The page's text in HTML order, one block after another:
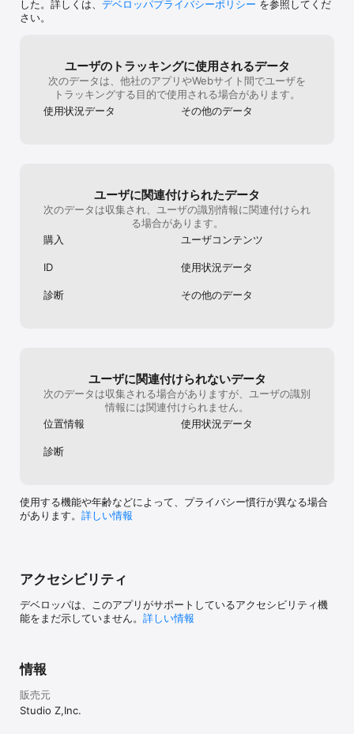
クエストに存在する障害物によってピースの置ける位置も異なるた
め、適したスキルを持つモンスターを選ぶ事が攻略の鍵となりま
タイム対戦や、一緒にいる友達や近くの位置にいる第三者と4人まで
同時に遊べる協力プレイが可能です。
ゲームとしてだけでなくコミュニケーションツールとして楽しんで
いただけます。
あるパズルRPGがやりたい
・小、中学生の頃からパズルゲームが好きなので、人気で無料のア
クションパズルゲームを探している
・パズル系ゲームの中で、マルチプレイができるゲームのアプリを
探している
ームのアプリが欲しい
■友達と対戦できるゲームが欲しい！
・4人で遊べる、フレンド対戦が可能な共闘ゲームがやりたい
・マルチプレイを4人でできる共闘ゲームで、オンライン対戦ゲーム
をやりたい
・消しゲームの協力プレイゲームで、友達と一緒にコンボを連発し
スカッとしたい
・友達とできるゲームでフレンド対戦がしたい
・みんなで遊べるゲームの仲間を集めて戦うゲームで協力プレイを
楽しみたい
・オンライン対戦ゲームで友達とマルチプレイで戦いや戦闘をする
ム)を探している
・移動時間が多いので、やり込み系で飽きないゲームが欲しい
・暇つぶしにリアルタイム対戦ゲームをサクッと楽しみたい
・とにかく簡単にできて神ゲームと言われているような飽きないゲ
ームをやりたい
は2ということ
した。詳しくは、 デベロッパプライバシーポリシー を参照してくだ
さい。
ユーザのトラッキングに使用されるデータ
次のデータは、他社のアプリやWebサイト間でユーザを
トラッキングする目的で使用される場合があります。
使用状況データ
その他のデータ
ユーザに関連付けられたデータ
次のデータは収集され、ユーザの識別情報に関連付けられ
る場合があります。
購入
ユーザコンテンツ
ID 使用状況データ
診断 その他のデータ
ユーザに関連付けられないデータ
次のデータは収集される場合がありますが、ユーザの識別
情報には関連付けられません。
位置情報
使用状況データ
診断
使用する機能や年齢などによって、プライバシー慣行が異なる場合
があります。 詳しい情報
アクセシビリティ
デベロッパは、このアプリがサポートしているアクセシビリティ機
能をまだ示していません。 詳しい情報
情報
販売元
Studio Z,Inc.